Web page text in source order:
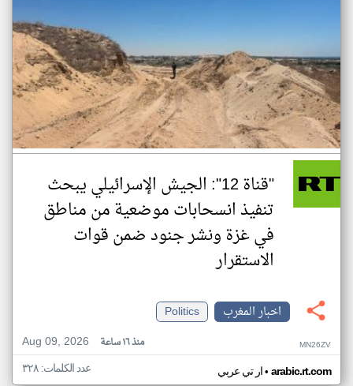
"قناة 12": الجيش الإسرائيلي يبحث
تنفيذ انسحابات موضعية من مناطق
في غزة ونشر جنود ضمن قوات
الاستقرار
اخبار المغرب
Politics
Aug 09, 2026
منذ ١٦ ساعة MN26ZV
ار تي عربي• arabic.rt.com عدد الكلمات: ٣٢٨